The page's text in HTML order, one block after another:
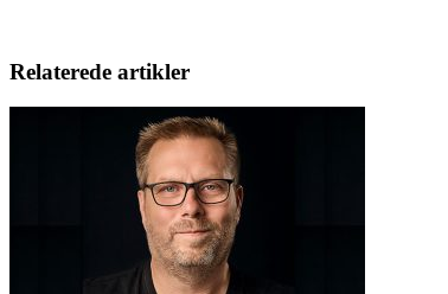
Relaterede artikler